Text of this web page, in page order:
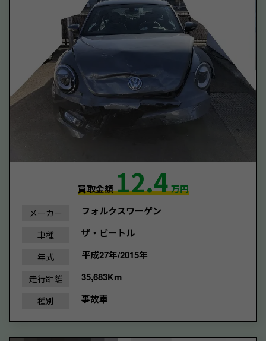
買取金額12.4万円
メーカー フォルクスワーゲン
車種 ザ・ビートル
年式 平成27年/2015年
走行距離 35,683Km
種別 事故車